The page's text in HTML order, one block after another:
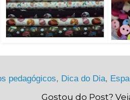
pedagógicos, Dica do Dia,
Gostou do Post?